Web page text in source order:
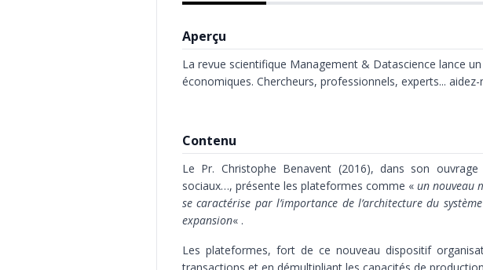
Aperçu
La revue scientifique Management & Datascience lance
économiques. Chercheurs, professionnels, experts...
Contenu
Le Pr. Christophe Benavent (2016), dans son
sociaux…, présente les plateformes comme « un nouveau
se caractérise par l’importance de l’architecture du
expansion« .
Les plateformes, fort de ce nouveau dispositif